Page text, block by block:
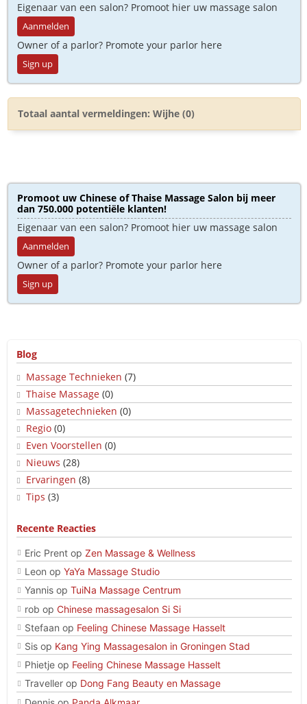
Eigenaar van een salon? Promoot hier uw massage salon
Aanmelden
Owner of a parlor? Promote your parlor here
Sign up
Totaal aantal vermeldingen: Wijhe (0)
Promoot uw Chinese of Thaise Massage Salon bij meer
dan 750.000 potentiële klanten!
Eigenaar van een salon? Promoot hier uw massage salon
Aanmelden
Owner of a parlor? Promote your parlor here
Sign up
Blog
Massage Technieken (7)
Thaise Massage (0)
Massagetechnieken (0)
Regio (0)
Even Voorstellen (0)
Nieuws (28)
Ervaringen (8)
Tips (3)
Recente Reacties
Eric Prent op Zen Massage & Wellness
Leon op YaYa Massage Studio
Yannis op TuiNa Massage Centrum
rob op Chinese massagesalon Si Si
Stefaan op Feeling Chinese Massage Hasselt
Sis op Kang Ying Massagesalon in Groningen Stad
Phietje op Feeling Chinese Massage Hasselt
Traveller op Dong Fang Beauty en Massage